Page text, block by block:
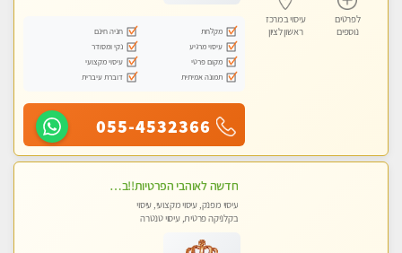
לפרטים
נוספים
עיסוי במרכז
ראשון לציון
מקלחת
חניה חינם
עיסוי מרגיע
נקי ומסודר
מקום פרטי
עיסוי מקצועי
תמונה אמיתית
דוברת עיברית
055-4532366
חדשה לאוהבי הפרטיות!!בראשון לציון! מעסה vip מפנקת בקליניקה פרטית לחלוטין!!! לבד! לרציניים בלבד! מומלץ!
עיסוי מפנק, עיסוי מקצועי, עיסוי
בקלניקה פרטית, עיסוי טנטרה